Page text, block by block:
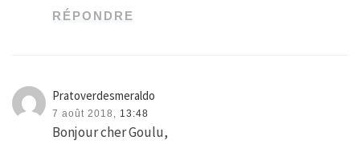
RÉPONDRE
Pratoverdesmeraldo
7 août 2018, 13:48
Bonjour cher Goulu,